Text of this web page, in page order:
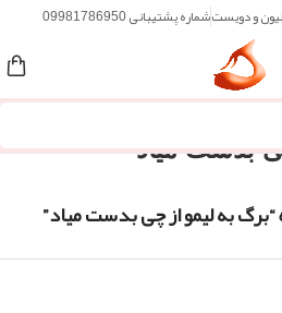
و دویستشماره پشتیبانی 09981786950
بدست میاد
به لیمو از چی بدست میاد”